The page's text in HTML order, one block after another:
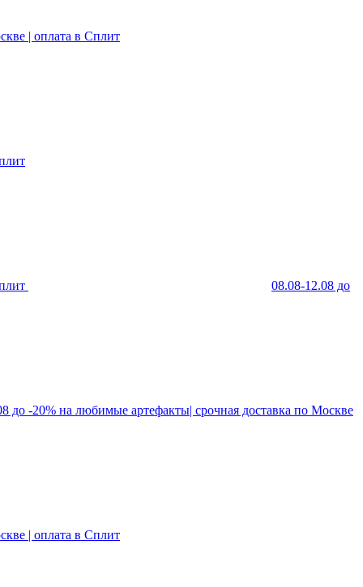
| оплата в Сплит
08.08-12.08 до
до -20% на любимые артефакты| срочная доставка по Москве
| оплата в Сплит